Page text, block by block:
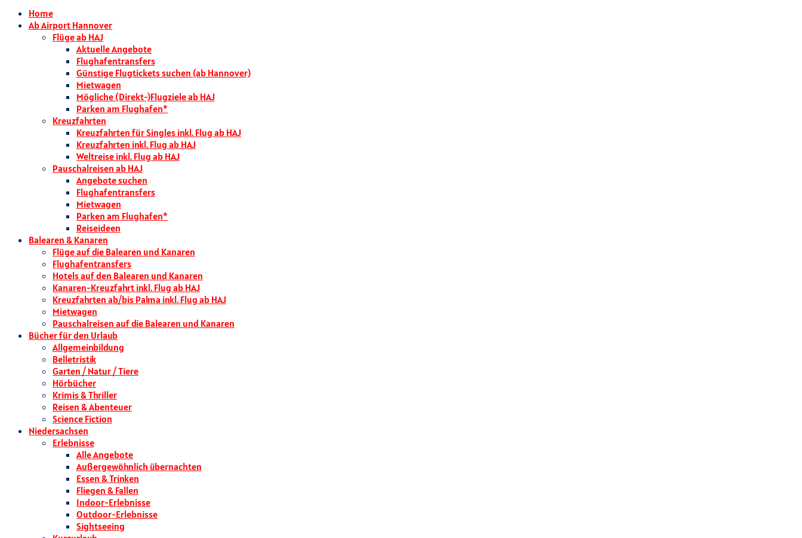
Home
Ab Airport Hannover
Flüge ab HAJ
Aktuelle Angebote
Flughafentransfers
Günstige Flugtickets suchen (ab Hannover)
Mietwagen
Mögliche (Direkt-)Flugziele ab HAJ
Parken am Flughafen*
Kreuzfahrten
Kreuzfahrten für Singles inkl. Flug ab HAJ
Kreuzfahrten inkl. Flug ab HAJ
Weltreise inkl. Flug ab HAJ
Pauschalreisen ab HAJ
Angebote suchen
Flughafentransfers
Mietwagen
Parken am Flughafen*
Reiseideen
Balearen & Kanaren
Flüge auf die Balearen und Kanaren
Flughafentransfers
Hotels auf den Balearen und Kanaren
Kanaren-Kreuzfahrt inkl. Flug ab HAJ
Kreuzfahrten ab/bis Palma inkl. Flug ab HAJ
Mietwagen
Pauschalreisen auf die Balearen und Kanaren
Bücher für den Urlaub
Allgemeinbildung
Belletristik
Garten / Natur / Tiere
Hörbücher
Krimis & Thriller
Reisen & Abenteuer
Science Fiction
Niedersachsen
Erlebnisse
Alle Angebote
Außergewöhnlich übernachten
Essen & Trinken
Fliegen & Fallen
Indoor-Erlebnisse
Outdoor-Erlebnisse
Sightseeing